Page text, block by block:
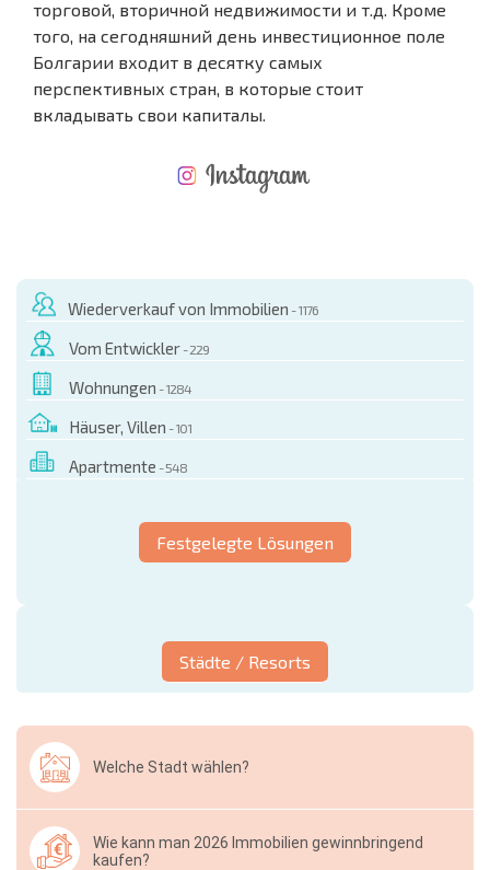
торговой, вторичной недвижимости и т.д. Кроме
того, на сегодняшний день инвестиционное поле
Болгарии входит в десятку самых
перспективных стран, в которые стоит
вкладывать свои капиталы.
Wiederverkauf von Immobilien - 1176
Vom Entwickler - 229
Wohnungen - 1284
Häuser, Villen - 101
Apartmente - 548
Festgelegte Lösungen
Städte / Resorts
Welche Stadt wählen?
Wie kann man 2026 Immobilien gewinnbringend
kaufen?